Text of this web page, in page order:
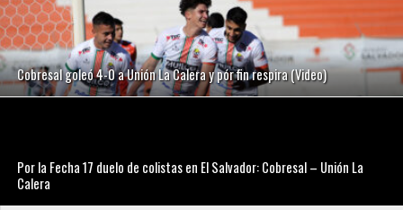
Cobresal goleó 4-0 a Unión La Calera y pór fin respira (Video)
Por la Fecha 17 duelo de colistas en El Salvador: Cobresal – Unión La
Calera